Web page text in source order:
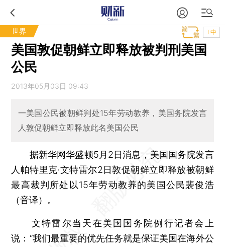
世界 T中
美国敦促朝鲜立即释放被判刑美国
公民
2013年05月03日 09:43
一美国公民被朝鲜判处15年劳动教养，美国务院发言
人敦促朝鲜立即释放此名美国公民
据新华网华盛顿5月2日消息，美国国务院发言
人帕特里克·文特雷尔2日敦促朝鲜立即释放被朝鲜
最高裁判所处以15年劳动教养的美国公民裴俊浩
（音译）。
文特雷尔当天在美国国务院例行记者会上
说：“我们最重要的优先任务就是保证美国在海外公